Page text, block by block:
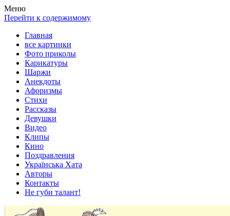
Весела хата — прикольные картинки, смешные истории,
клипы!
Покажем всем ваши фото приколы, карикатуры, шаржи, стихи,
рассказы, видео и песни!
Меню
Перейти к содержимому
Главная
все картинки
Фото приколы
Карикатуры
Шаржи
Анекдоты
Афоризмы
Стихи
Рассказы
Девушки
Видео
Клипы
Кино
Поздравления
Українська Хата
Авторы
Контакты
Не губи талант!